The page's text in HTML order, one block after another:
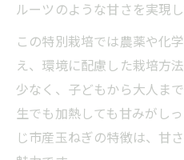
特別栽培玉ねぎを
こだわり玉ねぎの
さ
人気の玉ねぎレシ
バーベキューに最適な
甘い玉ねぎのバー
ルーツのような甘さを実現し
この特別栽培では農薬や化
え、環境に配慮した栽培方
少なく、子どもから大人ま
生でも加熱しても甘みがし
じ市産玉ねぎの特徴は、甘